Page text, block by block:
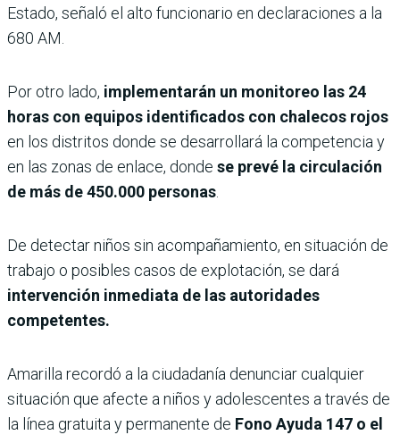
Estado, señaló el alto funcionario en declaraciones a la
680 AM.
Por otro lado, implementarán un monitoreo las 24
horas con equipos identificados con chalecos rojos
en los distritos donde se desarrollará la competencia y
en las zonas de enlace, donde se prevé la circulación
de más de 450.000 personas.
De detectar niños sin acompañamiento, en situación de
trabajo o posibles casos de explotación, se dará
intervención inmediata de las autoridades
competentes.
Amarilla recordó a la ciudadanía denunciar cualquier
situación que afecte a niños y adolescentes a través de
la línea gratuita y permanente de Fono Ayuda 147 o el